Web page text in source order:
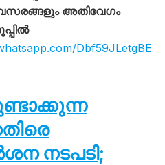
അതിവേഗം
Dbf59JLetgBE
നടപടി;